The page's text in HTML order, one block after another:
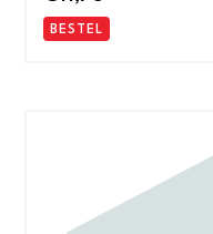
BESTEL